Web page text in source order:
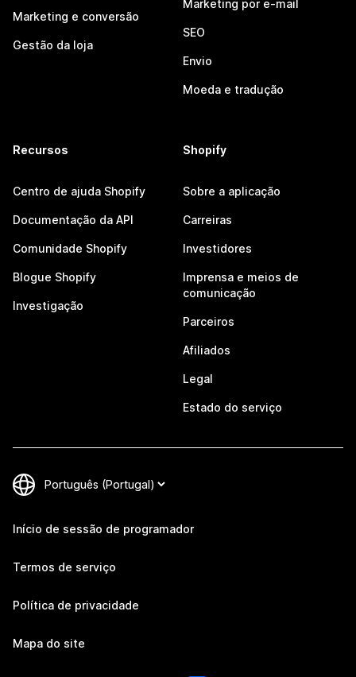
Marketing e conversão
Gestão da loja
Marketing por e-mail
SEO
Envio
Moeda e tradução
Recursos
Centro de ajuda Shopify
Documentação da API
Comunidade Shopify
Blogue Shopify
Investigação
Shopify
Sobre a aplicação
Carreiras
Investidores
Imprensa e meios de
comunicação
Parceiros
Afiliados
Legal
Estado do serviço
Início de sessão de programador
Termos de serviço
Política de privacidade
Mapa do site